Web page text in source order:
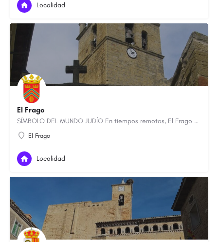
Localidad
El Frago
SÍMBOLO DEL MUNDO JUDÍO En tiempos remotos, El Frago era un lugar “áspero, peñascoso y lleno de maleza”, de…
El Frago
Localidad